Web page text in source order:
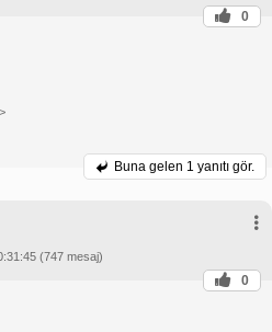
0
Buna gelen 1 yanıtı gör.
(747 mesaj)
0